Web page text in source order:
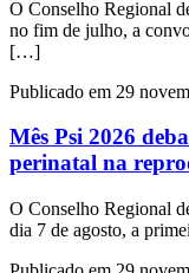
O Conselho Regional
no fim de julho, a
[…]
Publicado em 29
Mês Psi 2026
perinatal na
O Conselho Regional
dia 7 de agosto, a